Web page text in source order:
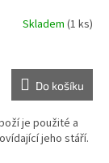
Skladem (1 ks)
Do košíku
je použité a
jeho stáří.